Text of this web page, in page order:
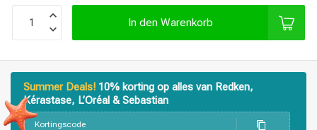
Stylingprodukte Haarfärbung
In den Warenkorb
Summer Deals! 10% korting op alles van Redken,
Kérastase, L’Oréal & Sebastian
Kortingscode